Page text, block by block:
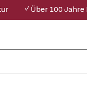
✓ Über 100 Jahre